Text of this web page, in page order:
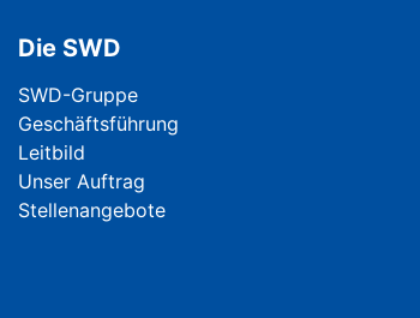
Die SWD
Navigation überspringen
SWD-Gruppe
Geschäftsführung
Leitbild
Unser Auftrag
Stellenangebote